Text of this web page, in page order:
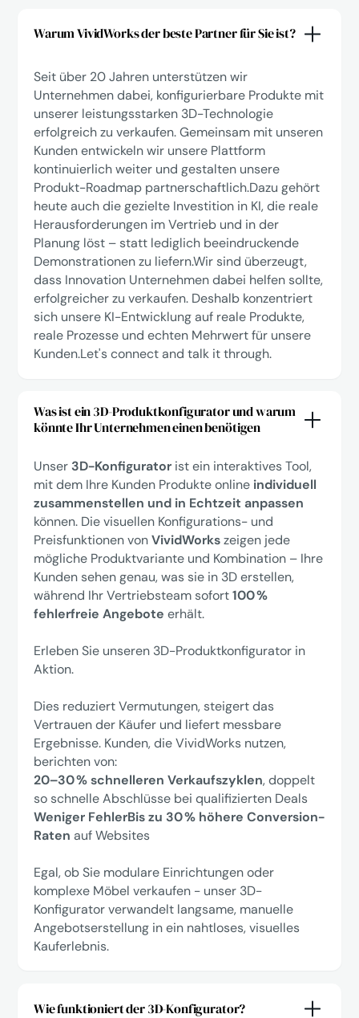
Warum VividWorks der beste Partner für Sie ist?
Seit über 20 Jahren unterstützen wir
Unternehmen dabei, konfigurierbare Produkte mit
unserer leistungsstarken 3D-Technologie
erfolgreich zu verkaufen. Gemeinsam mit unseren
Kunden entwickeln wir unsere Plattform
kontinuierlich weiter und gestalten unsere
Produkt-Roadmap partnerschaftlich.Dazu gehört
heute auch die gezielte Investition in KI, die reale
Herausforderungen im Vertrieb und in der
Planung löst – statt lediglich beeindruckende
Demonstrationen zu liefern.Wir sind überzeugt,
dass Innovation Unternehmen dabei helfen sollte,
erfolgreicher zu verkaufen. Deshalb konzentriert
sich unsere KI-Entwicklung auf reale Produkte,
reale Prozesse und echten Mehrwert für unsere
Kunden.Let's connectand talk it through.
Was ist ein 3D-Produktkonfigurator und warum
könnte Ihr Unternehmen einen benötigen
Unser 3D-Konfigurator ist ein interaktives Tool,
mit dem Ihre Kunden Produkte online individuell
zusammenstellen und in Echtzeit anpassen
können. Die visuellen Konfigurations- und
Preisfunktionen vonVividWorkszeigen jede
mögliche Produktvariante und Kombination – Ihre
Kunden sehen genau, was sie in 3D erstellen,
während Ihr Vertriebsteam sofort100 %
fehlerfreie Angebote erhält.
Erleben Sie unseren 3D-Produktkonfigurator in
Aktion.
Dies reduziert Vermutungen, steigert das
Vertrauen der Käufer und liefert messbare
Ergebnisse. Kunden, die VividWorks nutzen,
berichten von:
20–30 % schnelleren Verkaufszyklen, doppelt
so schnelle Abschlüsse bei qualifizierten Deals
Weniger FehlerBis zu 30 % höhere Conversion-
Raten auf Websites
Egal, ob Sie modulare Einrichtungen oder
komplexe Möbel verkaufen - unser 3D-
Konfigurator verwandelt langsame, manuelle
Angebotserstellung in ein nahtloses, visuelles
Kauferlebnis.
Wie funktioniert der 3D-Konfigurator?